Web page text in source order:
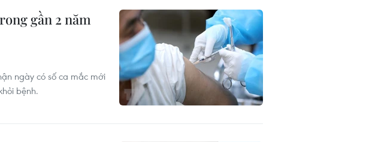
gần 2 năm
ngày có số ca mắc mới
bệnh.